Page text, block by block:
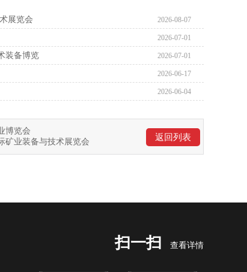
展览会 2026-08-07
2026-07-01
装备博览
2026-07-01
2026-06-17
2026-06-04
博览会
矿业装备与技术展览会 返回列表
扫一扫 查看详情